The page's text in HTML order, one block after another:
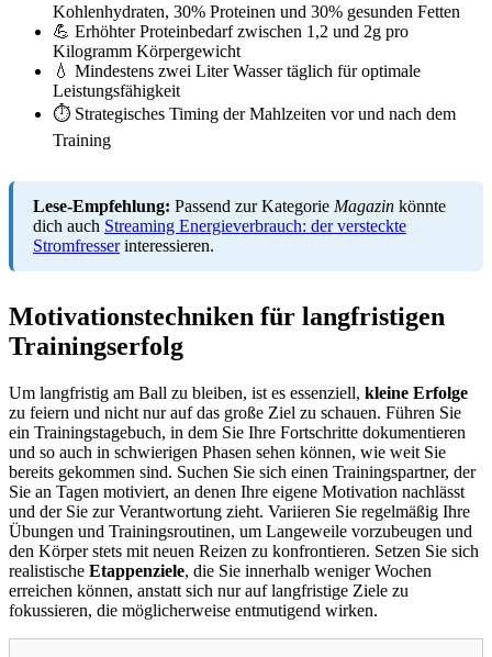
Kohlenhydraten, 30% Proteinen und 30% gesunden Fetten
💪 Erhöhter Proteinbedarf zwischen 1,2 und 2g pro
Kilogramm Körpergewicht
💧 Mindestens zwei Liter Wasser täglich für optimale
Leistungsfähigkeit
⏱️ Strategisches Timing der Mahlzeiten vor und nach dem
Training
Lese-Empfehlung: Passend zur Kategorie Magazin könnte
dich auch Streaming Energieverbrauch: der versteckte
Stromfresserinteressieren.
Motivationstechniken für langfristigen
Trainingserfolg
Um langfristig am Ball zu bleiben, ist es essenziell, kleine Erfolge
zu feiern und nicht nur auf das große Ziel zu schauen. Führen Sie
ein Trainingstagebuch, in dem Sie Ihre Fortschritte dokumentieren
und so auch in schwierigen Phasen sehen können, wie weit Sie
bereits gekommen sind. Suchen Sie sich einen Trainingspartner, der
Sie an Tagen motiviert, an denen Ihre eigene Motivation nachlässt
und der Sie zur Verantwortung zieht. Variieren Sie regelmäßig Ihre
Übungen und Trainingsroutinen, um Langeweile vorzubeugen und
den Körper stets mit neuen Reizen zu konfrontieren. Setzen Sie sich
realistische Etappenziele, die Sie innerhalb weniger Wochen
erreichen können, anstatt sich nur auf langfristige Ziele zu
fokussieren, die möglicherweise entmutigend wirken.